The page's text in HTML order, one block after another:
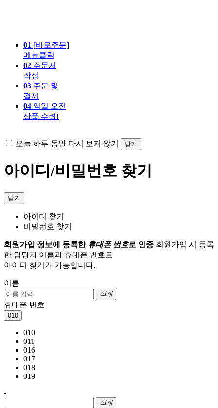
01 [바로주문]
메뉴클릭
02 주문서
작성
03 주문 및
결제
04 익일 오전
상품 수령!
오늘 하루 동안 다시 보지 않기 닫기
아이디/비밀번호 찾기
닫기
아이디 찾기
비밀번호 찾기
회원가입 정보에 등록한 휴대폰 번호로 인증 회원가입 시 등록
한 담당자 이름과 휴대폰 번호로
아이디 찾기가 가능합니다.
이름
삭제
휴대폰 번호
010
010
011
016
017
018
019
-
삭제